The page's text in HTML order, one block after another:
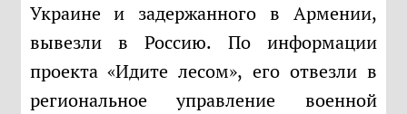
Украине и задержанного в Армении,
вывезли в Россию. По информации
проекта «Идите лесом», его отвезли в
региональное управление военной